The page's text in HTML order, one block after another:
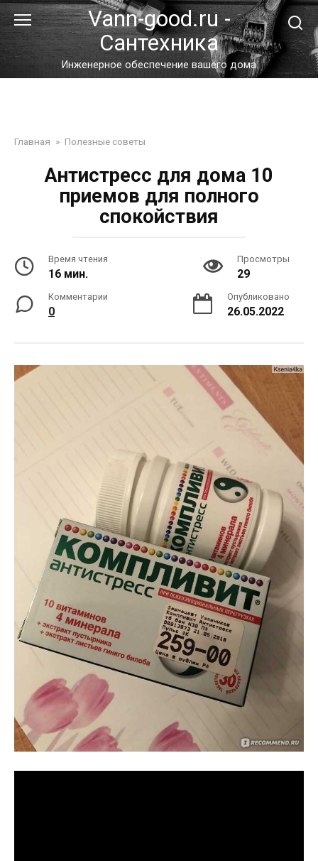
Перейти
к
контенту
Vann-good.ru -
Сантехника
Инженерное обеспечение вашего дома
Главная » Полезные советы
Антистресс для дома 10
приемов для полного
спокойствия
Время чтения
16 мин.
Просмотры
29
Комментарии
0
Опубликовано
26.05.2022